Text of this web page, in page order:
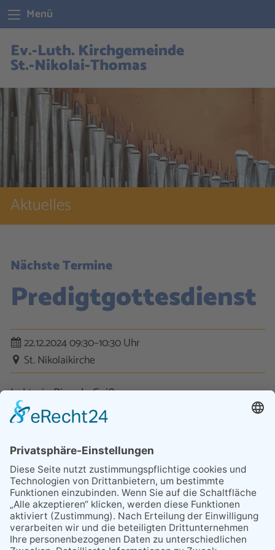
Menü
Ev.-Luth. Kirchgemeinde
St.-Nikolai-Thomas
Aktuelles
Predigtgottesdienst
22.12.2024 09:30–10:30 Uhr
St. Nikolaikirche
Lektorin Ricarda Geißer
Nächste Termine
Kontakt
Datenschutz
Impressum